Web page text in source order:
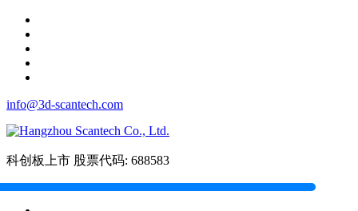
info@3d-scantech.com
科创板上市 股票代码: 688583